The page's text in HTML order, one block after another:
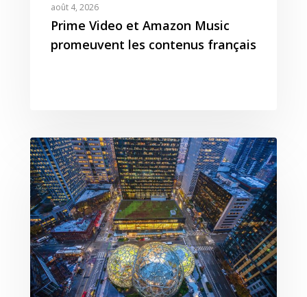
août 4, 2026
Prime Video et Amazon Music
promeuvent les contenus français